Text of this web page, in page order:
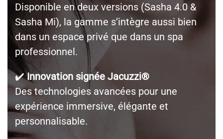
Disponible en deux versions (Sasha 4.0 &
Sasha Mi), la gamme s’intègre aussi bien
dans un espace privé que dans un spa
professionnel.
✔️Innovation signée Jacuzzi®
Des technologies avancées pour une
expérience immersive, élégante et
personnalisable.